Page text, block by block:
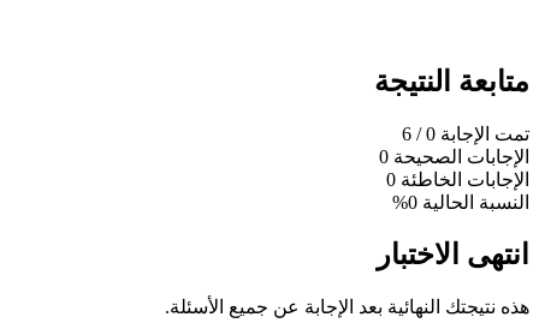
متابعة النتيجة
تمت الإجابة 0
/ 6
الإجابات الصحيحة 0
الإجابات الخاطئة 0
النسبة الحالية 0%
انتهى الاختبار
هذه نتيجتك النهائية بعد الإجابة عن جميع الأسئلة.